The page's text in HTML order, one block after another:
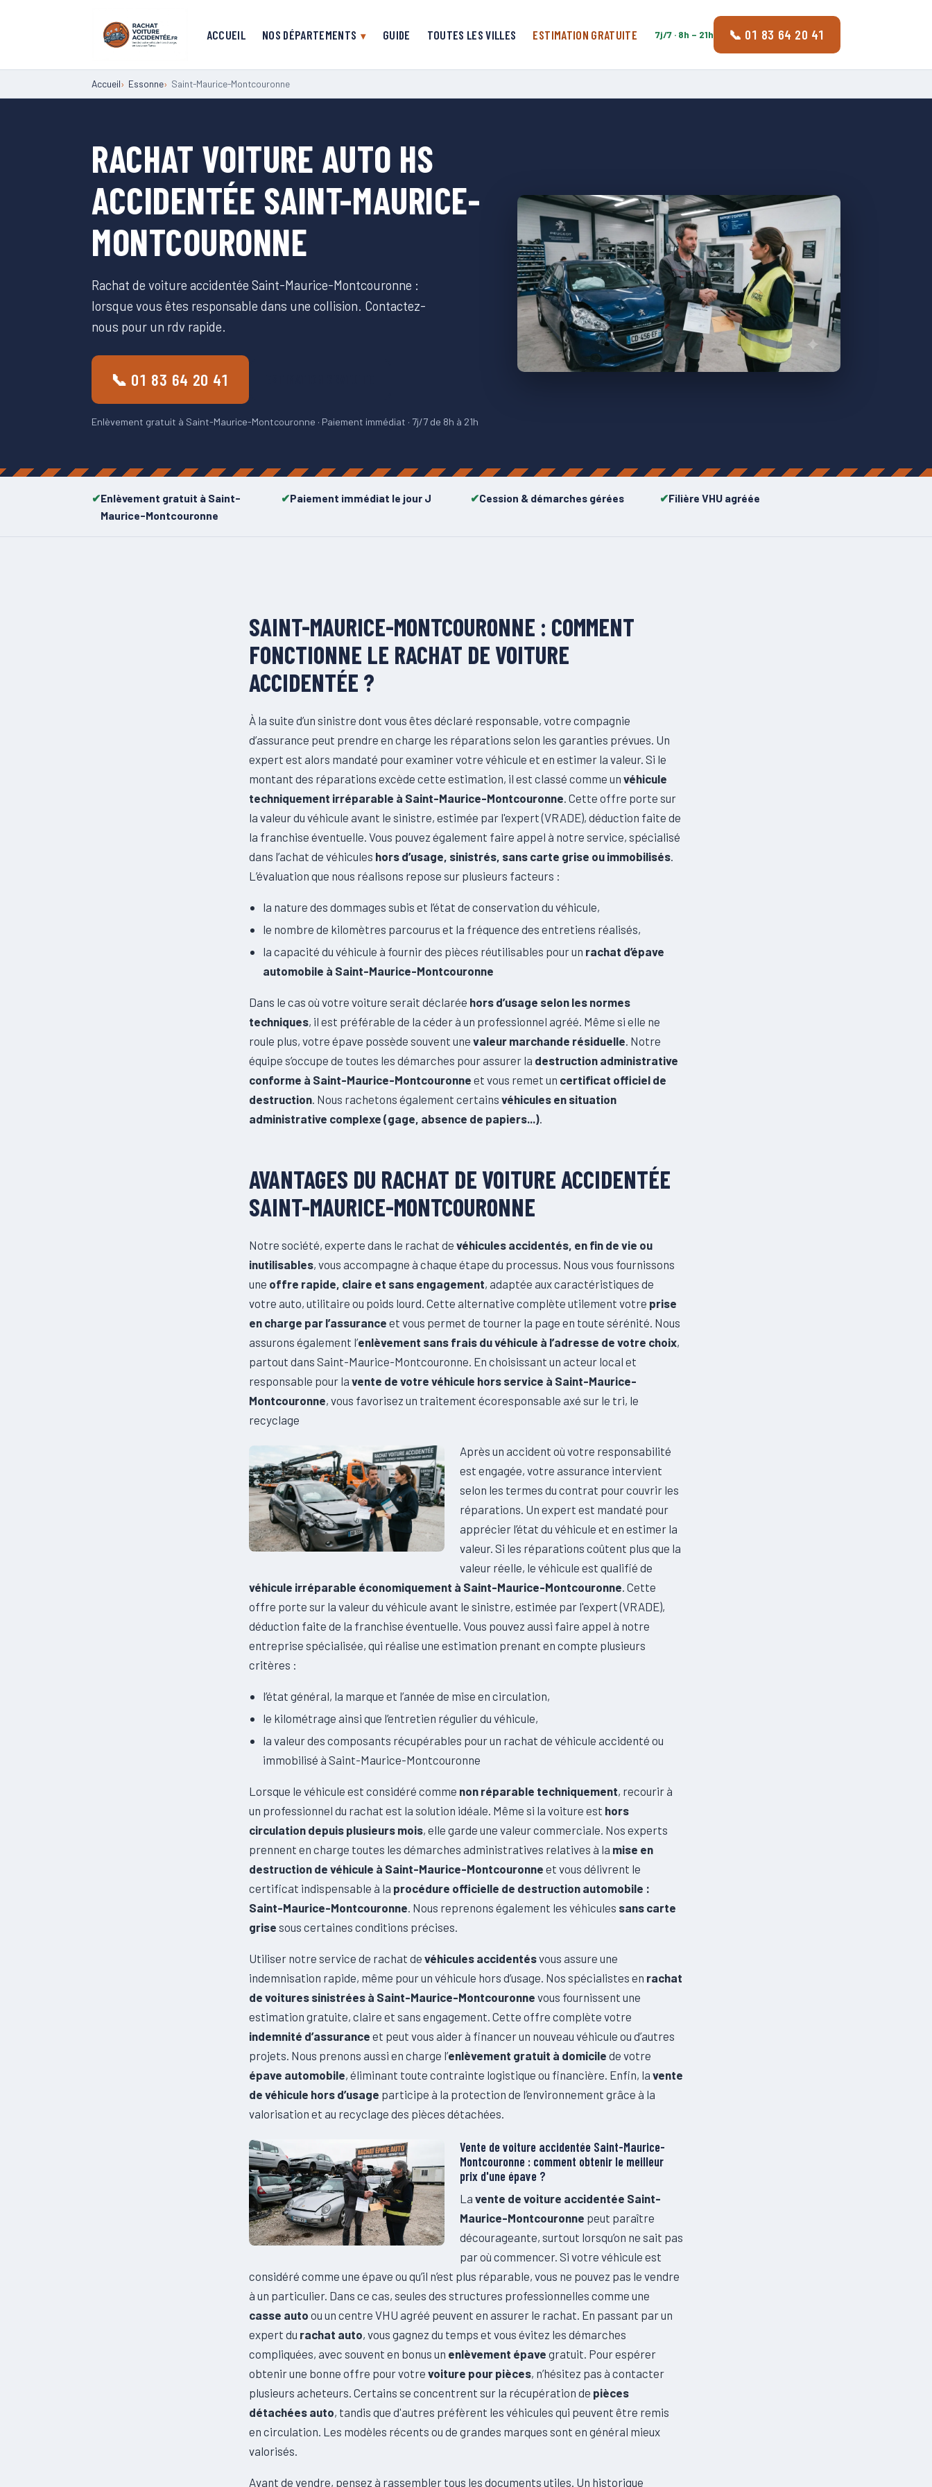
ACCUEIL NOS DÉPARTEMENTS GUIDE TOUTES LES VILLES ESTIMATION GRATUITE 7j/7 · 8h – 21h 📞 01 83 64 20 41
Accueil Essonne Saint-Maurice-Montcouronne
RACHAT VOITURE AUTO HS
ACCIDENTÉE SAINT-MAURICE-
MONTCOURONNE
Rachat de voiture accidentée Saint-Maurice-Montcouronne :
lorsque vous êtes responsable dans une collision. Contactez-
nous pour un rdv rapide.
📞 01 83 64 20 41
Enlèvement gratuit à Saint-Maurice-Montcouronne · Paiement immédiat · 7j/7 de 8h à 21h
Enlèvement gratuit à Saint-
Maurice-Montcouronne
Paiement immédiat le jour J Cession & démarches gérées Filière VHU agréée
SAINT-MAURICE-MONTCOURONNE : COMMENT
FONCTIONNE LE RACHAT DE VOITURE
ACCIDENTÉE ?
À la suite d’un sinistre dont vous êtes déclaré responsable, votre compagnie
d’assurance peut prendre en charge les réparations selon les garanties prévues. Un
expert est alors mandaté pour examiner votre véhicule et en estimer la valeur. Si le
montant des réparations excède cette estimation, il est classé comme un véhicule
techniquement irréparable à Saint-Maurice-Montcouronne . Cette offre porte sur
la valeur du véhicule avant le sinistre, estimée par l'expert (VRADE), déduction faite de
la franchise éventuelle. Vous pouvez également faire appel à notre service, spécialisé
dans l’achat de véhicules hors d’usage, sinistrés, sans carte grise ou immobilisés
L’évaluation que nous réalisons repose sur plusieurs facteurs :
la nature des dommages subis et l’état de conservation du véhicule,
le nombre de kilomètres parcourus et la fréquence des entretiens réalisés,
la capacité du véhicule à fournir des pièces réutilisables pour un rachat d’épave
automobile à Saint-Maurice-Montcouronne
Dans le cas où votre voiture serait déclarée hors d’usage selon les normes
techniques, il est préférable de la céder à un professionnel agréé. Même si elle ne
roule plus, votre épave possède souvent une valeur marchande résiduelle . Notre
équipe s’occupe de toutes les démarches pour assurer la destruction administrative
conforme à Saint-Maurice-Montcouronne et vous remet un certificat officiel de
destruction . Nous rachetons également certains véhicules en situation
administrative complexe (gage, absence de papiers...)
AVANTAGES DU RACHAT DE VOITURE ACCIDENTÉE
SAINT-MAURICE-MONTCOURONNE
Notre société, experte dans le rachat de véhicules accidentés, en fin de vie ou
inutilisables, vous accompagne à chaque étape du processus. Nous vous fournissons
une offre rapide, claire et sans engagement, adaptée aux caractéristiques de
votre auto, utilitaire ou poids lourd. Cette alternative complète utilement votre prise
en charge par l’assurance et vous permet de tourner la page en toute sérénité. Nous
assurons également l’enlèvement sans frais du véhicule à l’adresse de votre choix,
partout dans Saint-Maurice-Montcouronne. En choisissant un acteur local et
responsable pour la vente de votre véhicule hors service à Saint-Maurice-
Montcouronne, vous favorisez un traitement écoresponsable axé sur le tri, le
recyclage
Après un accident où votre responsabilité
est engagée, votre assurance intervient
selon les termes du contrat pour couvrir les
réparations. Un expert est mandaté pour
apprécier l’état du véhicule et en estimer la
valeur. Si les réparations coûtent plus que la
valeur réelle, le véhicule est qualifié de
véhicule irréparable économiquement à Saint-Maurice-Montcouronne . Cette
offre porte sur la valeur du véhicule avant le sinistre, estimée par l'expert (VRADE),
déduction faite de la franchise éventuelle. Vous pouvez aussi faire appel à notre
entreprise spécialisée, qui réalise une estimation prenant en compte plusieurs
critères :
l’état général, la marque et l’année de mise en circulation,
le kilométrage ainsi que l’entretien régulier du véhicule,
la valeur des composants récupérables pour un rachat de véhicule accidenté ou
immobilisé à Saint-Maurice-Montcouronne
Lorsque le véhicule est considéré comme non réparable techniquement, recourir à
un professionnel du rachat est la solution idéale. Même si la voiture est hors
circulation depuis plusieurs mois, elle garde une valeur commerciale. Nos experts
prennent en charge toutes les démarches administratives relatives à la mise en
destruction de véhicule à Saint-Maurice-Montcouronne et vous délivrent le
certificat indispensable à la procédure officielle de destruction automobile :
Saint-Maurice-Montcouronne . Nous reprenons également les véhicules sans carte
grise sous certaines conditions précises.
Utiliser notre service de rachat de véhicules accidentésvous assure une
indemnisation rapide, même pour un véhicule hors d’usage. Nos spécialistes en rachat
de voitures sinistrées à Saint-Maurice-Montcouronne vous fournissent une
estimation gratuite, claire et sans engagement. Cette offre complète votre
indemnité d’assurance et peut vous aider à financer un nouveau véhicule ou d’autres
projets. Nous prenons aussi en charge l’enlèvement gratuit à domicile de votre
épave automobile, éliminant toute contrainte logistique ou financière. Enfin, la vente
de véhicule hors d’usage participe à la protection de l’environnement grâce à la
valorisation et au recyclage des pièces détachées.
Vente de voiture accidentée Saint-Maurice-
Montcouronne : comment obtenir le meilleur
prix d'une épave ?
La vente de voiture accidentée Saint-
Maurice-Montcouronne peut paraître
décourageante, surtout lorsqu’on ne sait pas
par où commencer. Si votre véhicule est
considéré comme une épave ou qu’il n’est plus réparable, vous ne pouvez pas le vendre
à un particulier. Dans ce cas, seules des structures professionnelles comme une
casse auto ou un centre VHU agréé peuvent en assurer le rachat. En passant par un
expert du rachat auto, vous gagnez du temps et vous évitez les démarches
compliquées, avec souvent en bonus un enlèvement épave gratuit. Pour espérer
obtenir une bonne offre pour votre voiture pour pièces, n’hésitez pas à contacter
plusieurs acheteurs. Certains se concentrent sur la récupération de pièces
détachées auto, tandis que d'autres préfèrent les véhicules qui peuvent être remis
en circulation. Les modèles récents ou de grandes marques sont en général mieux
valorisés.
Avant de vendre, pensez à rassembler tous les documents utiles. Un historique